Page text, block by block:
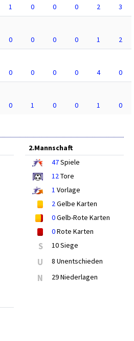
1 0 0 0 2
3
0 0 0 0 1
2
0 0 0 0 4
0
0 1 0 0 1 0
2.Mannschaft
47Spiele
12Tore
1 Vorlage
2Gelbe Karten
0Gelb-Rote Karten
0Rote Karten
S 10 Siege
U 8 Unentschieden
N 29 Niederlagen